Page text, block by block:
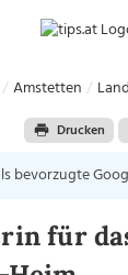
Amstetten
Drucken
bevorzugte
für